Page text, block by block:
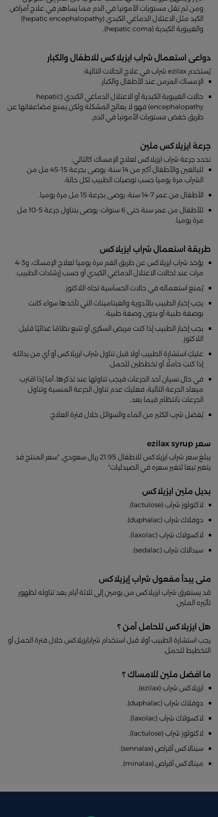
ومن ثم تقل مستويات الأمونيا في الدم مما يساهم في علاج أمراض
الكبد مثل الاعتلال الدماغي الكبدي (hepatic encephalopathy)
والغيبوبة الكبدية (hepatic coma).
دواعى استعمال شراب ايزيلاكس للاطفال والكبار
يُستخدم ezilax شراب في علاج الحالات التالية:
الإمساك المزمن عند الأطفال والكبار.
حالات الغيبوبة الكبدية أو الاعتلال الدماغي الكبدي (hepatic
encephalopathy) فهو لا يعالج المشكلة ولكن يمنع مضاعفاتها عن
طريق خفض مستويات الأمونيا في الدم.
جرعة ايزيلاكس ملين
تحدد جرعة شراب ايزيلاكس لعلاج الإمساك كالتالي:
للبالغين والأطفال أكبر من 14 سنة: يوصى بجرعة 15-45 مل من
الشراب مرة يوميا حسب توصيات الطبيب لكل حالة.
الأطفال من عمر 7-14 سنة: يوصى بجرعة 15 مل مرة يوميا.
للأطفال من عمر سنة حتى 6 سنوات: يوصى بتناول جرعة 5-10 مل
مرة يوميا.
طريقة استعمال شراب ايزيلاكس
يؤخذ شراب ايزيلاكس عن طريق الفم مرة يوميا لعلاج الإمساك، و3-4
مرات عند لحالات الاعتلال الدماغي الكبدي أو حسب إرشادات الطبيب.
يُمنع استعماله في حالات الحساسية تجاه اللاكتوز.
يجب إخبار الطبيب بالأدوية والفيتامينات التي تأخذها سواء كانت
بوصفة طبية أو بدون وصفة طبية.
يجب إخبار الطبيب إذا كنت مريض السكري أو تتبع نظامًا غذائيًا قليل
اللاكتوز.
عليكِ استشارة الطبيب أولا قبل تناول شراب ايزيلاكس أو أي من بدائله
إذا كنتِ حاملًا أو تخططين للحمل.
في حال نسيان أحد الجرعات فيجب تناولها عند تذكرها، أما إذا اقترب
ميعاد الجرعة التالية، فعليك عدم تناول الجرعة المنسية وتناول
الجرعات بانتظام فيما بعد.
يُفضل شرب الكثير من الماء والسوائل خلال فترة العلاج.
سعر ezilax syrup
يبلغ سعر شراب ايزيلاكس للاطفال 21.95 ريال سعودي. "سعر المنتج قد
يتغير تبعا لتغير سعره في الصيدليات"
بديل ملين ايزيلاكس
لاكتولوز شراب (lactulose).
دوفلاك شراب (duphalac).
لاكسولاك شراب (laxolac).
سيدالاك شراب (sedalac).
متى يبدأ مفعول شراب إيزيلاكس
قد يستغرق شراب ايزيلاكس من يومين إلى ثلاثة أيام بعد تناوله لظهور
تأثيره الملين.
هل ايزيلاكس للحامل أمن ؟
يجب استشارة الطبيب أولا قبل استخدام شرابايزيلاكس خلال فترة الحمل أو
التخطيط للحمل.
ما افضل ملين للامساك ؟
ايزيلاكس شراب (ezilax).
دوفلاك شراب (duphalac).
لاكسولاك شراب (laxolac).
لاكتولوز شراب (lactulose).
سينالاكس أقراص (sennalax).
مينالاكس أقراص (minalax).